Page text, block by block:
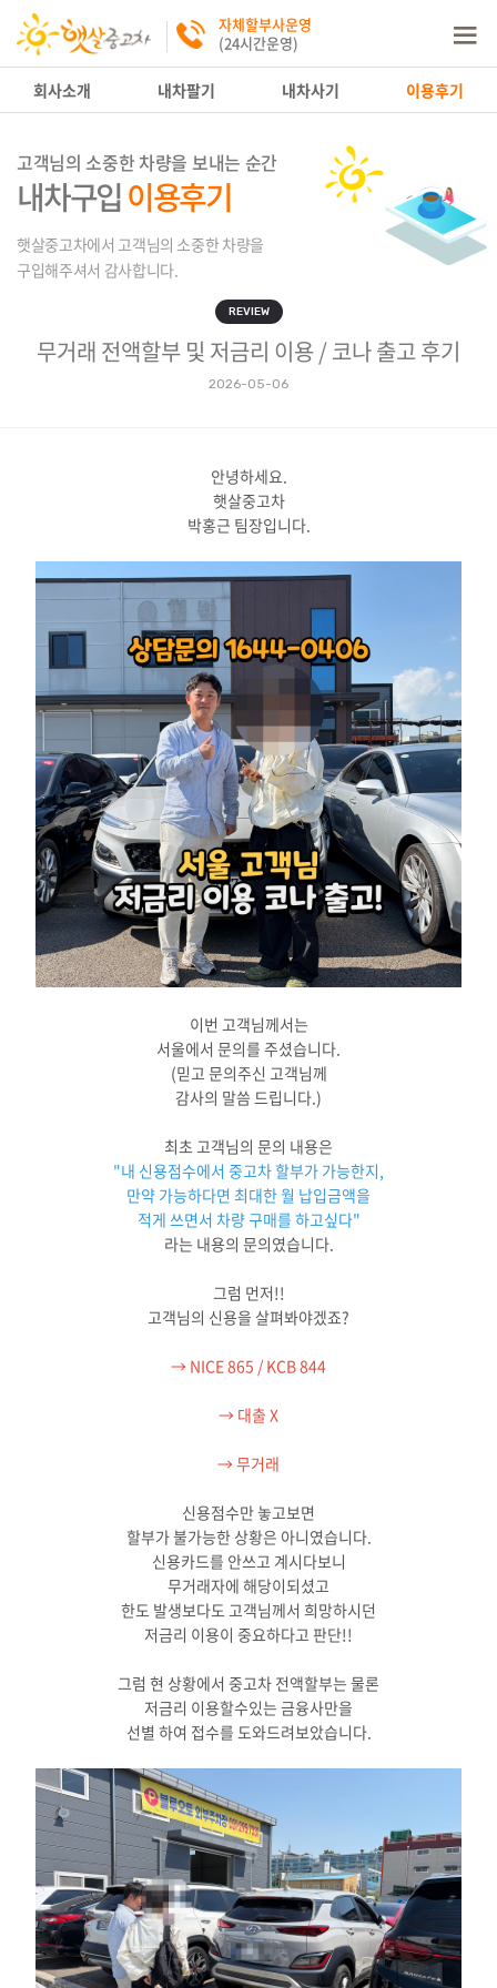
자체할부사운영
(24시간운영)
회사소개 내차팔기 내차사기 이용후기
고객님의 소중한 차량을 보내는 순간
내차구입이용후기
햇살중고차에서 고객님의 소중한 차량을
구입해주셔서 감사합니다.
REVIEW
무거래 전액할부 및 저금리 이용 / 코나 출고 후기
2026-05-06
안녕하세요.
햇살중고차
박홍근 팀장입니다.
이번 고객님께서는
서울에서 문의를 주셨습니다.
(믿고 문의주신 고객님께
감사의 말씀 드립니다.)
최초 고객님의 문의 내용은
"내 신용점수에서 중고차 할부가 가능한지,
만약 가능하다면 최대한 월 납입금액을
적게 쓰면서 차량 구매를 하고싶다"
라는 내용의 문의였습니다.
그럼 먼저!!
고객님의 신용을 살펴봐야겠죠?
→ NICE 865 / KCB 844
→ 대출 X
→ 무거래
신용점수만 놓고보면
할부가 불가능한 상황은 아니였습니다.
신용카드를 안쓰고 계시다보니
무거래자에 해당이되셨고
한도 발생보다도 고객님께서 희망하시던
저금리 이용이 중요하다고 판단!!
그럼 현 상황에서 중고차 전액할부는 물론
저금리 이용할수있는 금융사만을
선별 하여 접수를 도와드려보았습니다.